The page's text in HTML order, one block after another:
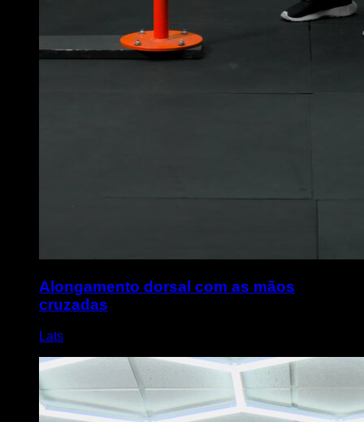
Alongamento dorsal com as mãos
cruzadas
Lats